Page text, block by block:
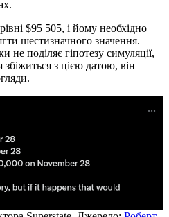
$95 505, і йому необхідно
шестизначного значення.
поділяє гіпотезу симуляції,
з цією датою, він